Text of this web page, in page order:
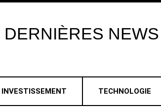
DERNIÈRES NEWS
INVESTISSEMENT TECHNOLOGIE